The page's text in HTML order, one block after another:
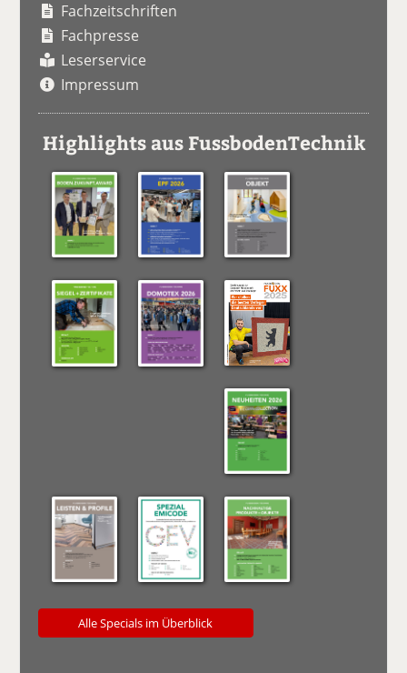
Fachzeitschriften
Fachpresse
Leserservice
Impressum
Highlights aus FussbodenTechnik
Alle Specials im Überblick